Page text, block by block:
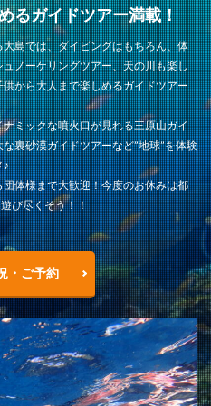
るガイドツアー満載！
島では、ダイビングはもちろん、体
ノーケリングツアー、天の川も楽し
から大人まで楽しめるガイドツアー
ミックな噴火口が見れる三原山ガイ
裏砂漠ガイドツアーなど”地球”を体験
♪
体様まで大歓迎！今度のお休みは都
び尽くそう！！
・ご予約